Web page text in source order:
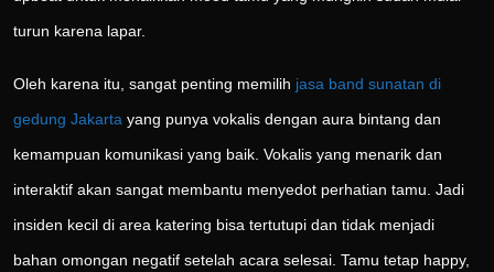
turun karena lapar.
Oleh karena itu, sangat penting memilih jasa band sunatan di
gedung Jakarta yang punya vokalis dengan aura bintang dan
kemampuan komunikasi yang baik. Vokalis yang menarik dan
interaktif akan sangat membantu menyedot perhatian tamu. Jadi
insiden kecil di area katering bisa tertutupi dan tidak menjadi
bahan omongan negatif setelah acara selesai. Tamu tetap happy,